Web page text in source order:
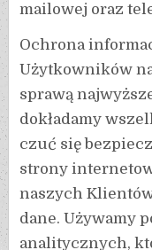
mailowej oraz
Ochrona
Użytkowników
sprawą
dokładamy
czuć się
strony
naszych
dane. Używamy
analitycznych,